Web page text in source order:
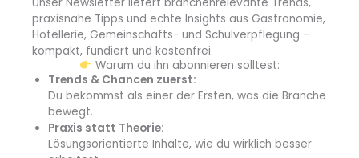
Hotel- und GaststättenverbandesAngela Inselkammer
dem Präsidenten des Bayerischen Brauerbundes
Georg
Schneider und der amtierenden Bayerischen Bierkönigin
Sarah Jäger sowie der Hallertauer Hopfenkönigin
Theresa Hagl den Bierausschank von insgesamt 1.000
Liter Freibier mit drei verschiedenen Biersorten aus dem
Bierbrunnen am Oskar-von-Miller-Ring 1.
praxisnahe Tipps und echte Insights aus Gastronomie,
Hotellerie, Gemeinschafts- und Schulverpflegung –
kompakt, fundiert und kostenfrei.
Warum du ihn abonnieren solltest:
Trends & Chancen zuerst:
Du bekommst als einer der Ersten, was die Branche
bewegt.
Praxis statt Theorie:
Lösungsorientierte Inhalte, wie du wirklich besser